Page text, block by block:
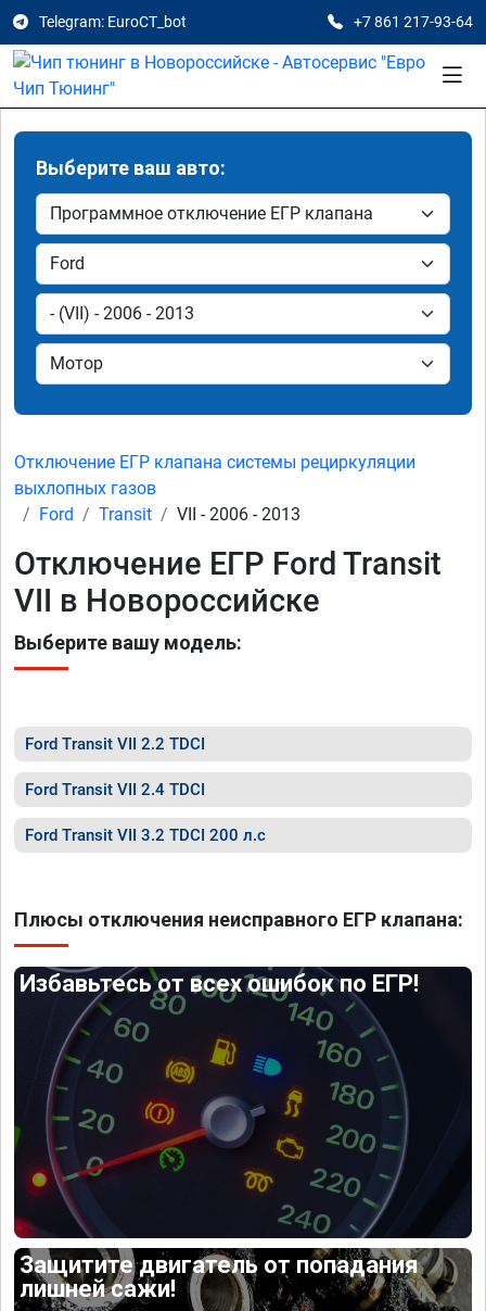
Telegram: EuroCT_bot +7 861 217-93-64
Выберите ваш авто:
Отключение ЕГР клапана системы рециркуляции
выхлопных газов
Ford
Transit VII - 2006 - 2013
Отключение ЕГР Ford Transit
VII в Новороссийске
Выберите вашу модель:
Ford Transit VII 2.2 TDCI
Ford Transit VII 2.4 TDCI
Ford Transit VII 3.2 TDCI 200 л.с
Плюсы отключения неисправного ЕГР клапана:
Избавьтесь от всех ошибок по ЕГР!
Защитите двигатель от попадания
лишней сажи!